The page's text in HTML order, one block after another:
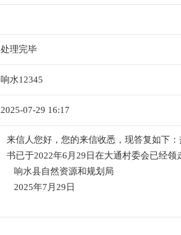
处理完毕
响水12345
2025-07-29 16:17
来信人您好，您的来信收悉，现答复如下
书已于2022年6月29日在大通村委会已经
响水县自然资源和规划局
2025年7月29日